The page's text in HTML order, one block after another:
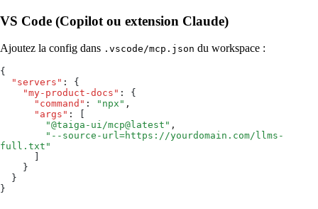
VS Code (Copilot ou extension Claude)
Ajoutez la config dans .vscode/mcp.json du workspace :
{
  "servers"
:
{
    "my-product-docs"
:
{
      "command"
: " npx " ,
      "args"
:
        "
@taiga-ui/mcp@latest " ,
        "
--source-url=https://yourdomain.com/llms-
full.txt "
    }
  }
}